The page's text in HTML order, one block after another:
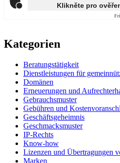
Klikněte pro
Kategorien
Beratungstätigkeit
Dienstleistungen für
Domänen
Erneuerungen und
Gebrauchsmuster
Gebühren und
Geschäftsgeheimnis
Geschmacksmuster
IP-Rechts
Know-how
Lizenzen und Übertragungen
Marken